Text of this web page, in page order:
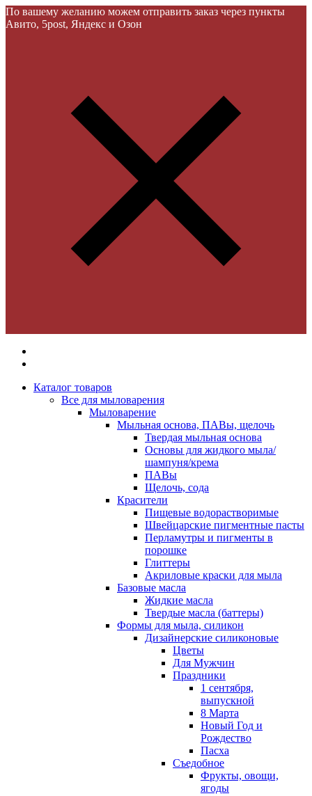
По вашему желанию можем отправить заказ через пункты
Авито, 5post, Яндекс и Озон
Каталог товаров
Все для мыловарения
Мыловарение
Мыльная основа, ПАВы, щелочь
Твердая мыльная основа
Основы для жидкого мыла/
шампуня/крема
ПАВы
Щелочь, сода
Красители
Пищевые водорастворимые
Швейцарские пигментные пасты
Перламутры и пигменты в
порошке
Глиттеры
Акриловые краски для мыла
Базовые масла
Жидкие масла
Твердые масла (баттеры)
Формы для мыла, силикон
Дизайнерские силиконовые
Цветы
Для Мужчин
Праздники
1 сентября,
выпускной
8 Марта
Новый Год и
Рождество
Пасха
Съедобное
Фрукты, овощи,
ягоды